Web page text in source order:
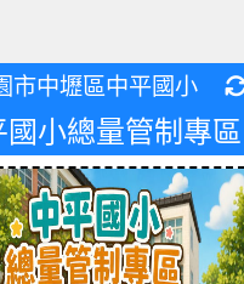
市中壢區中平國小
國小總量管制專區